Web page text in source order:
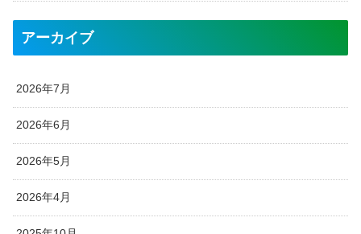
アーカイブ
2026年7月
2026年6月
2026年5月
2026年4月